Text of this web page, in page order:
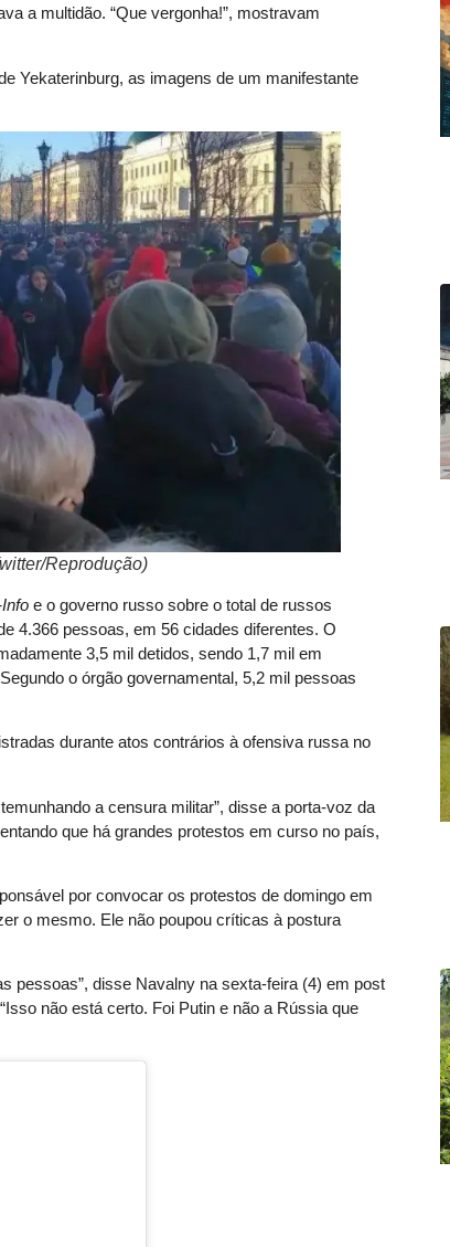
a multidão. “Que vergonha!”, mostravam
Yekaterinburg, as imagens de um manifestante
Reprodução)
e o governo russo sobre o total de russos
4.366 pessoas, em 56 cidades diferentes. O
3,5 mil detidos, sendo 1,7 mil em
o órgão governamental, 5,2 mil pessoas
durante atos contrários à ofensiva russa no
a censura militar”, disse a porta-voz da
que há grandes protestos em curso no país,
por convocar os protestos de domingo em
o mesmo. Ele não poupou críticas à postura
pessoas”, disse Navalny na sexta-feira (4) em post
não está certo. Foi Putin e não a Rússia que